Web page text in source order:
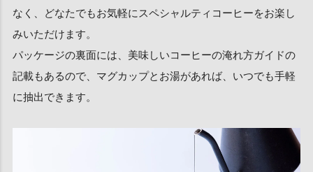
なく、どなたでもお気軽にスペシャルティコーヒーをお楽し
みいただけます。
パッケージの裏面には、美味しいコーヒーの淹れ方ガイドの
記載もあるので、マグカップとお湯があれば、いつでも手軽
に抽出できます。